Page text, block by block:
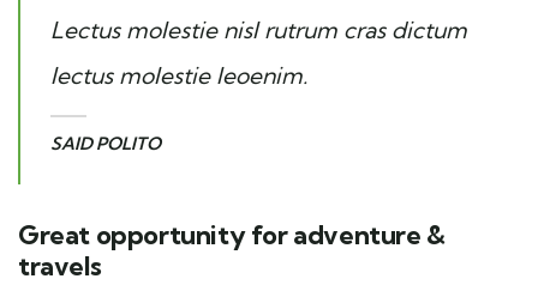
Lectus molestie nisl rutrum cras dictum
lectus molestie leoenim.
SAID POLITO
Great opportunity for adventure &
travels